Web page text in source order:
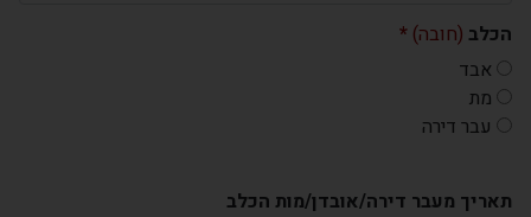
הכלב (חובה)
אבד
מת
עבר דירה
תאריך מעבר דירה/אובדן/מות הכלב